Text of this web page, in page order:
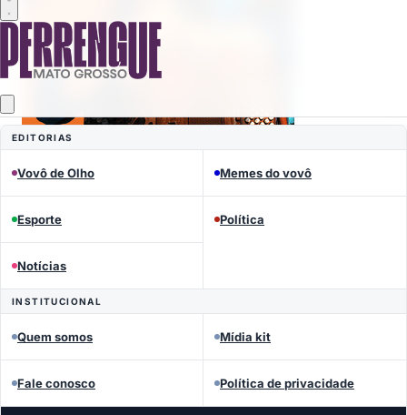
EDITORIAS
Vovô de Olho Memes do vovô
Esporte Política
Notícias
INSTITUCIONAL
Quem somos Mídia kit
Fale conosco Política de privacidade
Mais lidas